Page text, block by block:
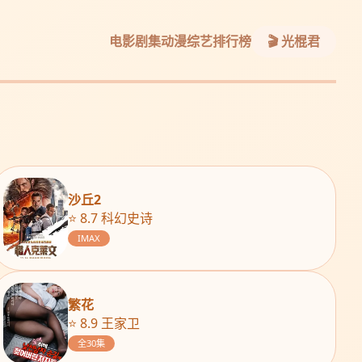
电影剧集动漫综艺排行榜 🎬 光棍君
沙丘2
⭐ 8.7 科幻史诗
IMAX
繁花
⭐ 8.9 王家卫
全30集